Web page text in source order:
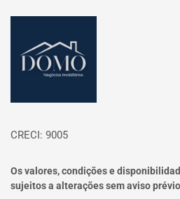
CRECI: 9005
Os valores, condições e
sujeitos a alterações sem aviso